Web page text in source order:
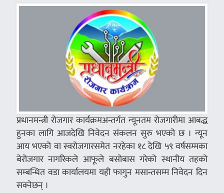
प्रधानमन्त्री रोजगार कार्यक्रमअन्तर्गत न्यूनतम रोजगारीमा आबद्ध
हुनका लागि आजदेखि निवेदन संकलन सुरु भएको छ । न्यून
आय भएको वा स्वरोजगारसमेत नरहेका १८ देखि ५९ वर्षसम्मका
बेरोजगार नागरिकले आफूले बसोबास गरेको स्थानीय तहको
सम्बन्धित वडा कार्यालयमा यही फागुन मसान्तसम्म निवेदन दिन
सक्नेछन् ।